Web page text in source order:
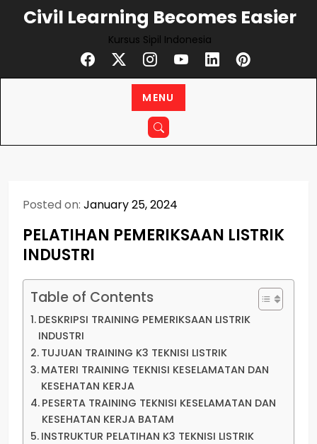
Civil Learning Becomes Easier
Kursus Sipil Indonesia
MENU
Posted on: January 25, 2024
PELATIHAN PEMERIKSAAN LISTRIK
INDUSTRI
Table of Contents
DESKRIPSI TRAINING PEMERIKSAAN LISTRIK
INDUSTRI
TUJUAN TRAINING K3 TEKNISI LISTRIK
MATERI TRAINING TEKNISI KESELAMATAN DAN
KESEHATAN KERJA
PESERTA TRAINING TEKNISI KESELAMATAN DAN
KESEHATAN KERJA BATAM
INSTRUKTUR PELATIHAN K3 TEKNISI LISTRIK